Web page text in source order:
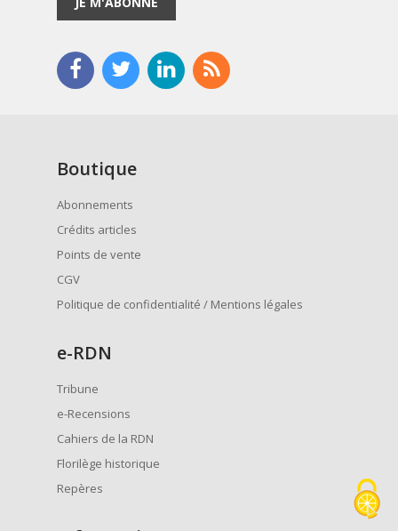
Boutique
Abonnements
Crédits articles
Points de vente
CGV
Politique de confidentialité / Mentions légales
e-RDN
Tribune
e-Recensions
Cahiers de la RDN
Florilège historique
Repères